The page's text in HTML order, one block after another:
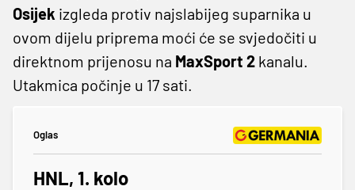
Osijek izgleda protiv najslabijeg suparnika u
ovom dijelu priprema moći će se svjedočiti u
direktnom prijenosu na MaxSport 2 kanalu.
Utakmica počinje u 17 sati.
Oglas
HNL, 1. kolo